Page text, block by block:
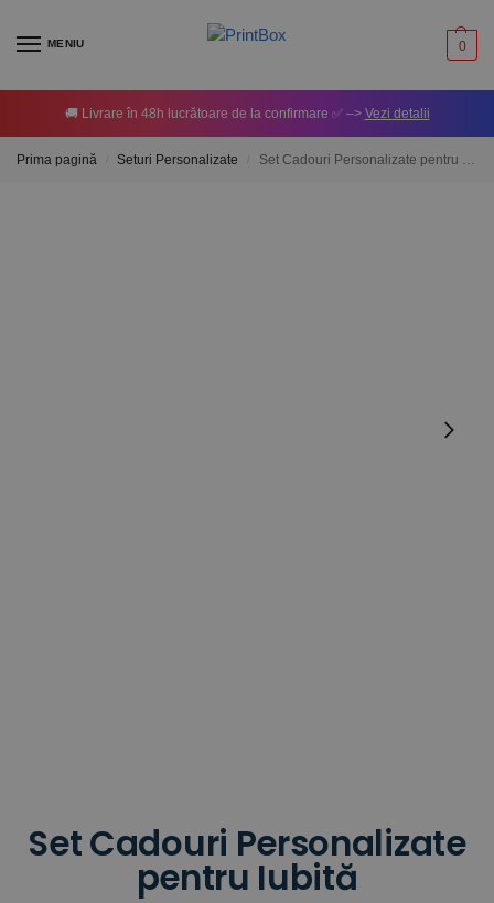
MENIU 0
🚚 Livrare în 48h lucrătoare de la confirmare ✅ –> Vezi detalii
Prima pagină Seturi Personalizate Set Cadouri Personalizate pentru Iubită
Set Cadouri Personalizate
pentru Iubită